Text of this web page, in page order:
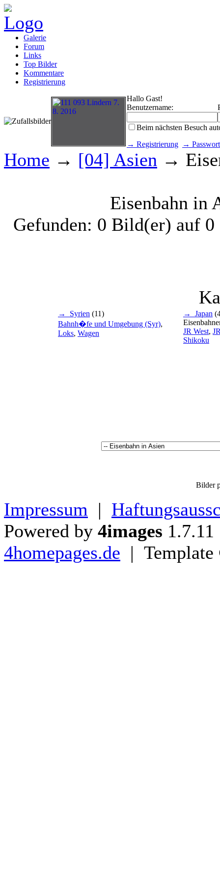
Galerie
Forum
Links
Top Bilder
Kommentare
Registrierung
Hallo Gast!
Benutzername:
Beim nächsten Besuch
→ Registrierung
→
Home → [04] Asien →
Eisenbahn in
Gefunden: 0 Bild(er) auf
→ Syrien (11)
Bahnh�fe und Umgebung (Syr),
Loks, Wagen
→ Japan
JR West,
Shikoku
Bilder
Impressum |
Powered by 4images
4homepages.de |